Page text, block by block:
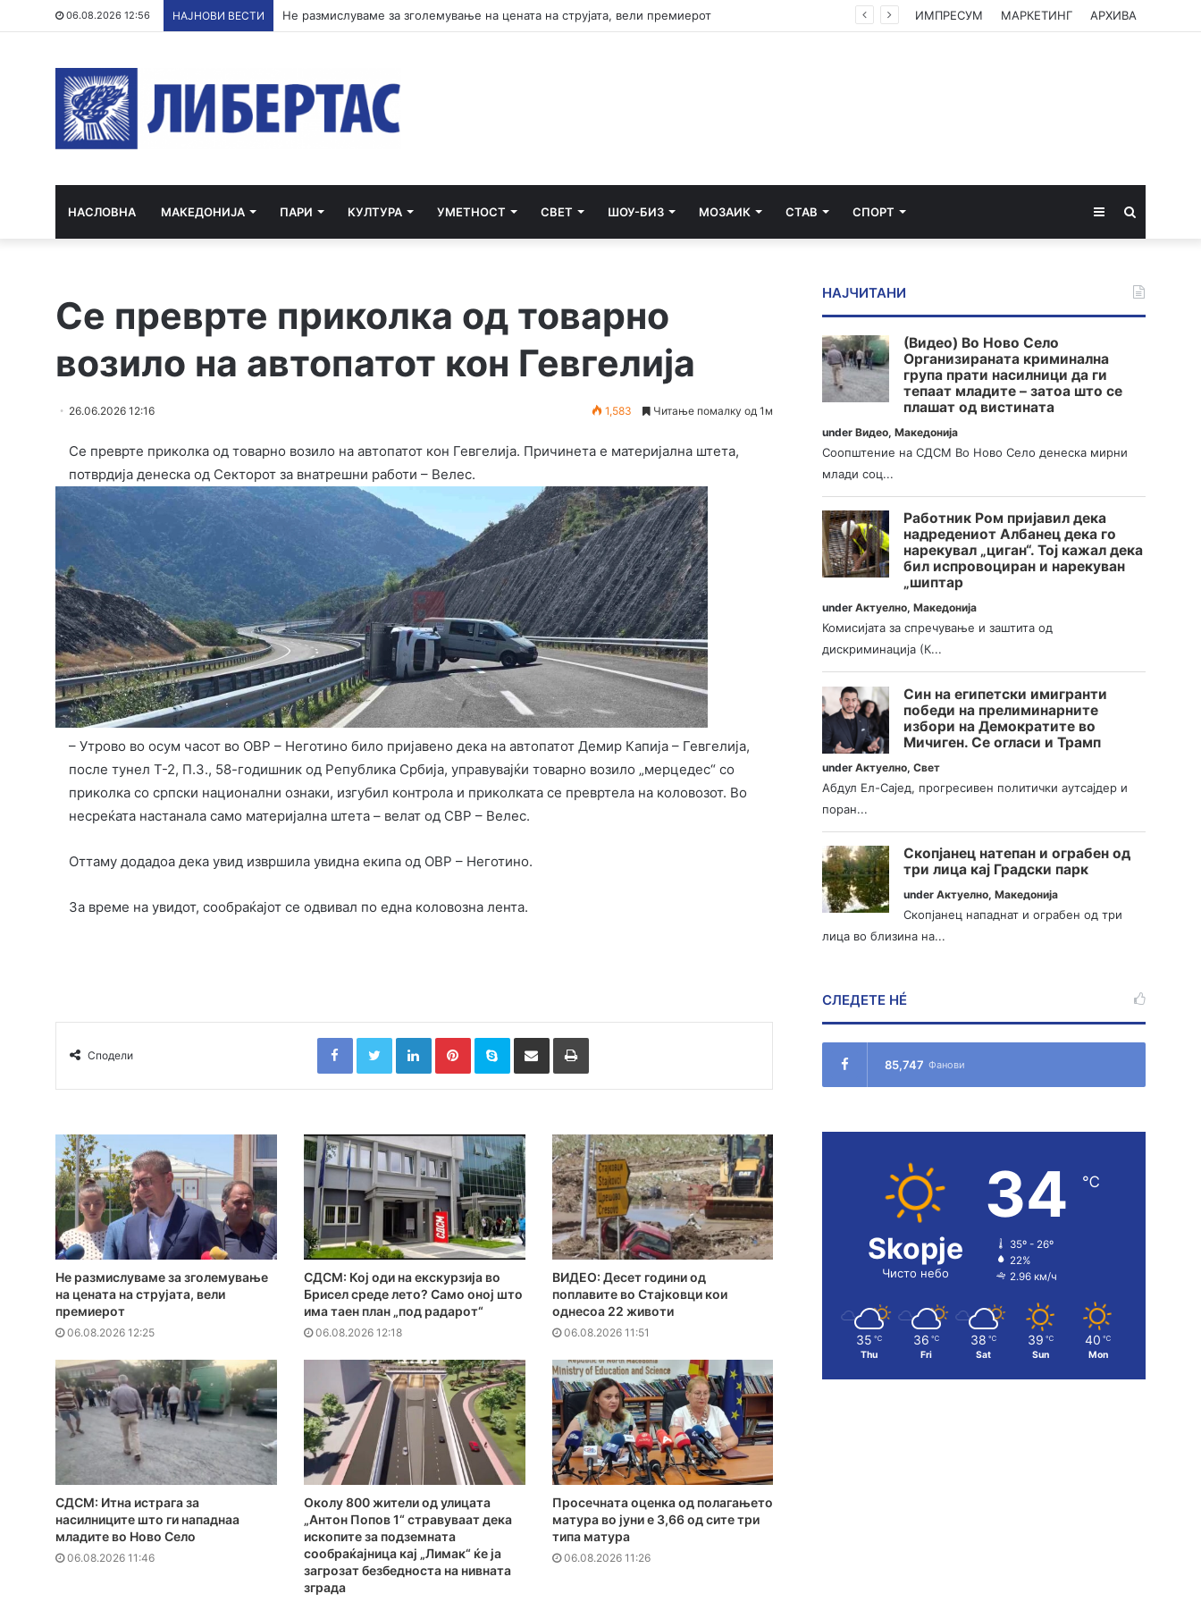
06.08.2026 12:56 НАЈНОВИ ВЕСТИ Не размислуваме за зголемување на цената на струјата, вели премиерот ИМПРЕСУМ МАРКЕТИНГ АРХИВА
НАСЛОВНА МАКЕДОНИЈА ПАРИ КУЛТУРА УМЕТНОСТ СВЕТ ШОУ-БИЗ МОЗАИК СТАВ СПОРТ Sidebar
Се преврте приколка од товарно
возило на автопатот кон Гевгелија
26.06.2026 12:16 1,583 Читање помалку од 1м
Се преврте приколка од товарно возило на автопатот кон Гевгелија. Причинета е материјална штета,
потврдија денеска од Секторот за внатрешни работи – Велес.
– Утрово во осум часот во ОВР – Неготино било пријавено дека на автопатот Демир Капија – Гевгелија,
после тунел Т-2, П.З., 58-годишник од Република Србија, управувајќи товарно возило „мерцедес“ со
приколка со српски национални ознаки, изгубил контрола и приколката се превртела на коловозот. Во
несреќата настанала само материјална штета – велат од СВР – Велес.
Оттаму додадоа дека увид извршила увидна екипа од ОВР – Неготино.
За време на увидот, сообраќајот се одвивал по една коловозна лента.
Сподели
FacebookTwitterLinkedInPinterestSkype Сподели преку Е-маил Испринтај
Не размислуваме за зголемување
на цената на струјата, вели
премиерот
06.08.2026 12:25
СДСМ: Кој оди на екскурзија во
Брисел среде лето? Само оној што
има таен план „под радарот“
06.08.2026 12:18
ВИДЕО: Десет години од
поплавите во Стајковци кои
однесоа 22 животи
06.08.2026 11:51
СДСМ: Итна истрага за
насилниците што ги нападнаа
младите во Ново Село
06.08.2026 11:46
Околу 800 жители од улицата
„Антон Попов 1“ стравуваат дека
ископите за подземната
сообраќајница кај „Лимак“ ќе ја
загрозат безбедноста на нивната
зграда
Просечната оценка од полагањето
матура во јуни е 3,66 од сите три
типа матура
06.08.2026 11:26
НАЈЧИТАНИ
(Видео) Во Ново Село
Организираната криминална
група прати насилници да ги
тепаат младите – затоа што се
плашат од вистината
underВидео,Македонија
Соопштение на СДСМ Во Ново Село денеска мирни
млади соц...
Работник Ром пријавил дека
надредениот Албанец дека го
нарекувал „циган“. Тој кажал дека
бил испровоциран и нарекуван
„шиптар
underАктуелно,Македонија
Комисијата за спречување и заштита од
дискриминација (К...
Син на египетски имигранти
победи на прелиминарните
избори на Демократите во
Мичиген. Се огласи и Трамп
underАктуелно,Свет
Абдул Ел-Сајед, прогресивен политички аутсајдер и
поран...
Скопјанец натепан и ограбен од
три лица кај Градски парк
underАктуелно,Македонија
Скопјанец нападнат и ограбен од три
лица во близина на...
СЛЕДЕТЕ НÉ
85,747 Фанови
Skopje
Чисто небо
34 ℃
35º - 26º
22%
2.96 км/ч
35 ℃
Thu
36 ℃
Fri
38 ℃
Sat
39 ℃
Sun
40 ℃
Mon